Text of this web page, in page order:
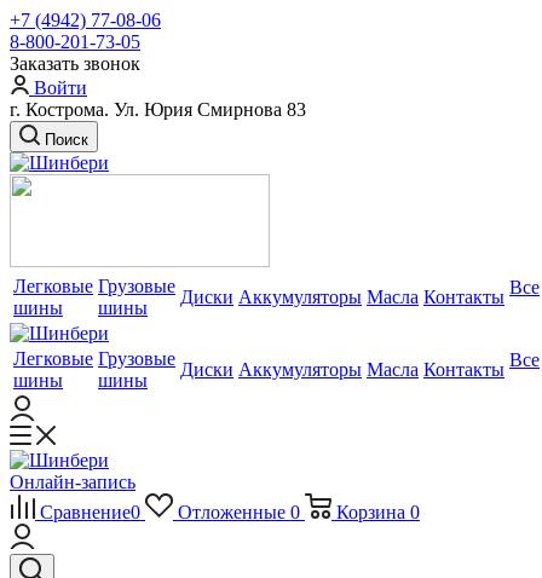
+7 (4942) 77-08-06
8-800-201-73-05
Заказать звонок
Войти
г. Кострома. Ул. Юрия Смирнова 83
Поиск
Легковые
шины
Грузовые
шины
Диски Аккумуляторы Масла Контакты Все
Легковые
шины
Грузовые
шины
Диски Аккумуляторы Масла Контакты Все
Онлайн-запись
Сравнение0 Отложенные 0 Корзина 0